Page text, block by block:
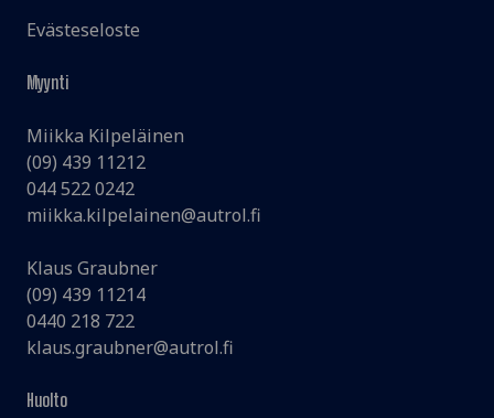
Evästeseloste
Myynti
Miikka Kilpeläinen
(09) 439 11212
044 522 0242
miikka.kilpelainen@autrol.fi
Klaus Graubner
(09) 439 11214
0440 218 722
klaus.graubner@autrol.fi
Huolto